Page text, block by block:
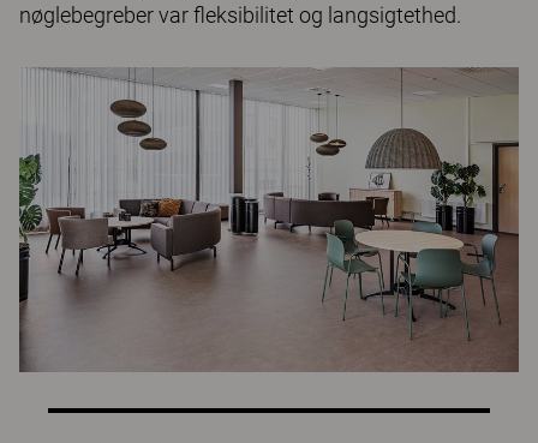
nøglebegreber var fleksibilitet og langsigtethed.